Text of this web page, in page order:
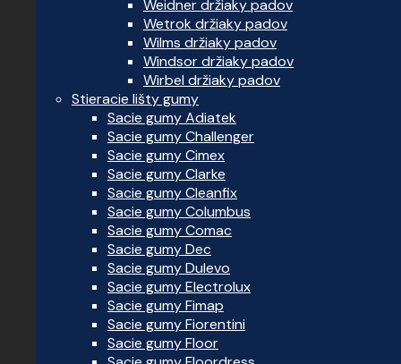
Weidner držiaky padov
Wetrok držiaky padov
Wilms držiaky padov
Windsor držiaky padov
Wirbel držiaky padov
Stieracie lišty gumy
Sacie gumy Adiatek
Sacie gumy Challenger
Sacie gumy Cimex
Sacie gumy Clarke
Sacie gumy Cleanfix
Sacie gumy Columbus
Sacie gumy Comac
Sacie gumy Dec
Sacie gumy Dulevo
Sacie gumy Electrolux
Sacie gumy Fimap
Sacie gumy Fiorentini
Sacie gumy Floor